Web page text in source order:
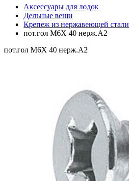
Аксессуары для лодок
Дельные вещи
Крепеж из нержавеющей стали
пот.гол M6X 40 нерж.A2
пот.гол M6X 40 нерж.A2